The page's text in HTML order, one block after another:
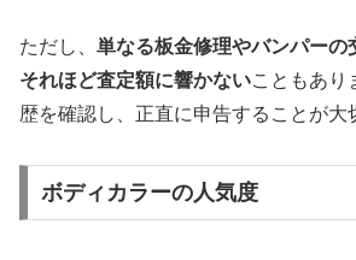
ただし、 単なる板金修理やバンパーの
それほど査定額に響かないこともあり
歴を確認し、正直に申告することが大
ボディカラーの人気度